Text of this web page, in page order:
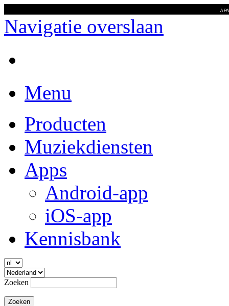
A
Navigatie overslaan
Menu
Producten
Muziekdiensten
Apps
Android-app
iOS-app
Kennisbank
Zoeken